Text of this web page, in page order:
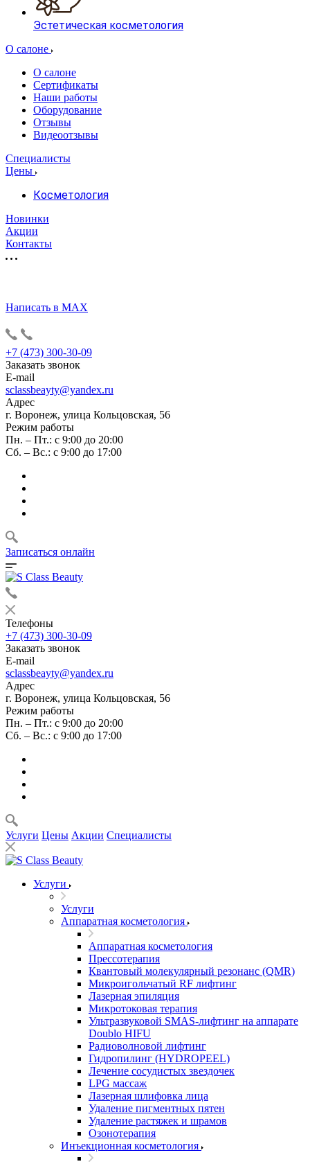
Эстетическая косметология
О салоне
О салоне
Сертификаты
Наши работы
Оборудование
Отзывы
Видеоотзывы
Специалисты
Цены
Косметология
Новинки
Акции
Контакты
Написать в MAX
+7 (473) 300-30-09
Заказать звонок
E-mail
sclassbeayty@yandex.ru
Адрес
г. Воронеж, улица Кольцовская, 56
Режим работы
Пн. – Пт.: с 9:00 до 20:00
Сб. – Вс.: с 9:00 до 17:00
Записаться онлайн
Телефоны
+7 (473) 300-30-09
Заказать звонок
E-mail
sclassbeayty@yandex.ru
Адрес
г. Воронеж, улица Кольцовская, 56
Режим работы
Пн. – Пт.: с 9:00 до 20:00
Сб. – Вс.: с 9:00 до 17:00
Услуги Цены Акции Специалисты
Услуги
Услуги
Аппаратная косметология
Аппаратная косметология
Прессотерапия
Квантовый молекулярный резонанс (QMR)
Микроигольчатый RF лифтинг
Лазерная эпиляция
Микротоковая терапия
Ультразвуковой SMAS-лифтинг на аппарате
Doublo HIFU
Радиоволновой лифтинг
Гидропилинг (HYDROPEEL)
Лечение сосудистых звездочек
LPG массаж
Лазерная шлифовка лица
Удаление пигментных пятен
Удаление растяжек и шрамов
Озонотерапия
Инъекционная косметология